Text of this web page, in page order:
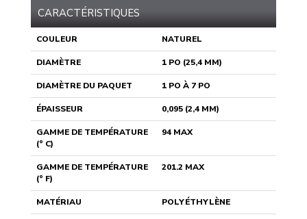
CARACTÉRISTIQUES
COULEUR NATUREL
DIAMÈTRE 1 PO (25,4 MM)
DIAMÈTRE DU PAQUET 1 PO À 7 PO
ÉPAISSEUR 0,095 (2,4 MM)
GAMME DE TEMPÉRATURE
(° C)
94 MAX
GAMME DE TEMPÉRATURE
(° F)
201.2 MAX
MATÉRIAU POLYÉTHYLÈNE